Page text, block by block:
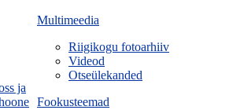
Multimeedia
Riigikogu fotoarhiiv
Videod
Otseülekanded
Fookusteemad
ja